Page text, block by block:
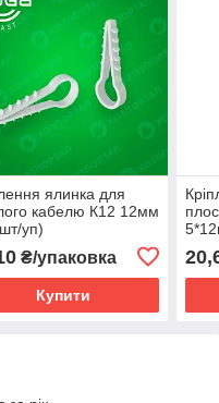
ялинка для
кабелю К12 12мм
уп)
₴/упаковка
Купити